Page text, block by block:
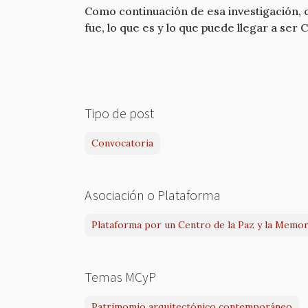
Como continuación de esa
fue, lo que es y lo que puede llegar a ser
Tipo de post
Convocatoria
Asociación o Plataforma
Plataforma por un Centro de la Paz y la
Temas MCyP